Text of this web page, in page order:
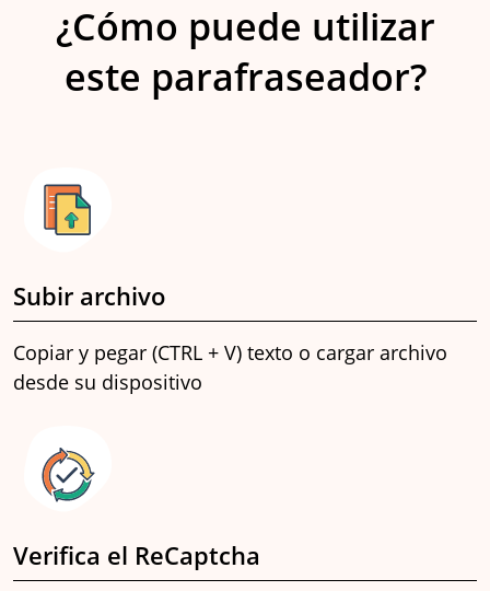
¿Cómo puede utilizar
este parafraseador?
Subir archivo
Copiar y pegar (CTRL + V) texto o cargar archivo
desde su dispositivo
Verifica el ReCaptcha